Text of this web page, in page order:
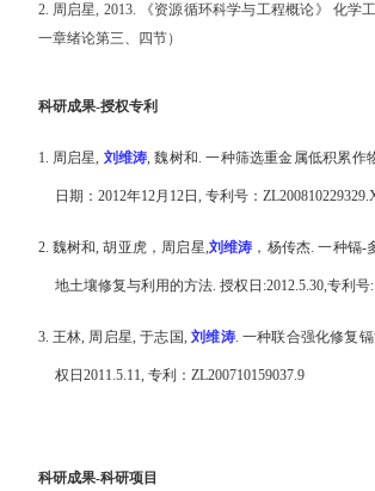
2. 周启星, 2013. 《资源循环科学与工程概论》 化学
一章绪论第三、四节）
科研成果-授权专利
1. 周启星, 刘维涛,魏树和.一种筛选重金属低积累作
日期： 2012年12月 12日 , 专利号：
2. 魏树和,胡亚虎，周启星,刘维涛 ，杨传杰.一种镉-
地土壤修复与利用的方法. 授权日 :2012.5.30,专利号
3. 王林, 周启星,于志国,刘维涛. 一种联合强化修复
权日 2011.5.11, 专利： ZL200710159037.9
科研成果-科研项目